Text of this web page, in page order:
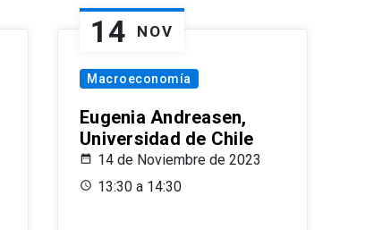
14 NOV
Macroeconomía
Eugenia Andreasen,
Universidad de Chile
14 de Noviembre de 2023
13:30 a 14:30